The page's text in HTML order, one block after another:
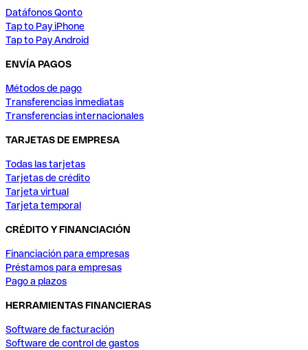
Datáfonos Qonto
Tap to Pay iPhone
Tap to Pay Android
ENVÍA PAGOS
Métodos de pago
Transferencias inmediatas
Transferencias internacionales
TARJETAS DE EMPRESA
Todas las tarjetas
Tarjetas de crédito
Tarjeta virtual
Tarjeta temporal
CRÉDITO Y FINANCIACIÓN
Financiación para empresas
Préstamos para empresas
Pago a plazos
HERRAMIENTAS FINANCIERAS
Software de facturación
Software de control de gastos